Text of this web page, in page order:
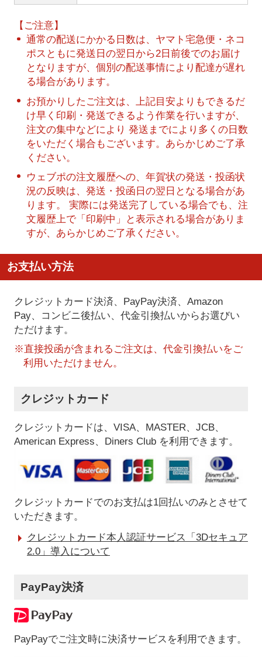
【ご注意】
通常の配送にかかる日数は、ヤマト宅急便・ネコ
ポスともに発送日の翌日から2日前後でのお届け
となりますが、個別の配送事情により配達が遅れ
る場合があります。
お預かりしたご注文は、上記目安よりもできるだ
け早く印刷・発送できるよう作業を行いますが、
注文の集中などにより 発送までにより多くの日数
をいただく場合もございます。あらかじめご了承
ください。
ウェブポの注文履歴への、年賀状の発送・投函状
況の反映は、発送・投函日の翌日となる場合があ
ります。 実際には発送完了している場合でも、注
文履歴上で「印刷中」と表示される場合がありま
すが、あらかじめご了承ください。
お支払い方法
クレジットカード決済、PayPay決済、Amazon
Pay、コンビニ後払い、代金引換払いからお選びい
ただけます。
※直接投函が含まれるご注文は、代金引換払いをご
利用いただけません。
クレジットカード
クレジットカードは、VISA、MASTER、JCB、
American Express、Diners Club を利用できます。
クレジットカードでのお支払は1回払いのみとさせて
いただきます。
クレジットカード本人認証サービス「3Dセキュア
2.0」導入について
PayPay決済
PayPayでご注文時に決済サービスを利用できます。